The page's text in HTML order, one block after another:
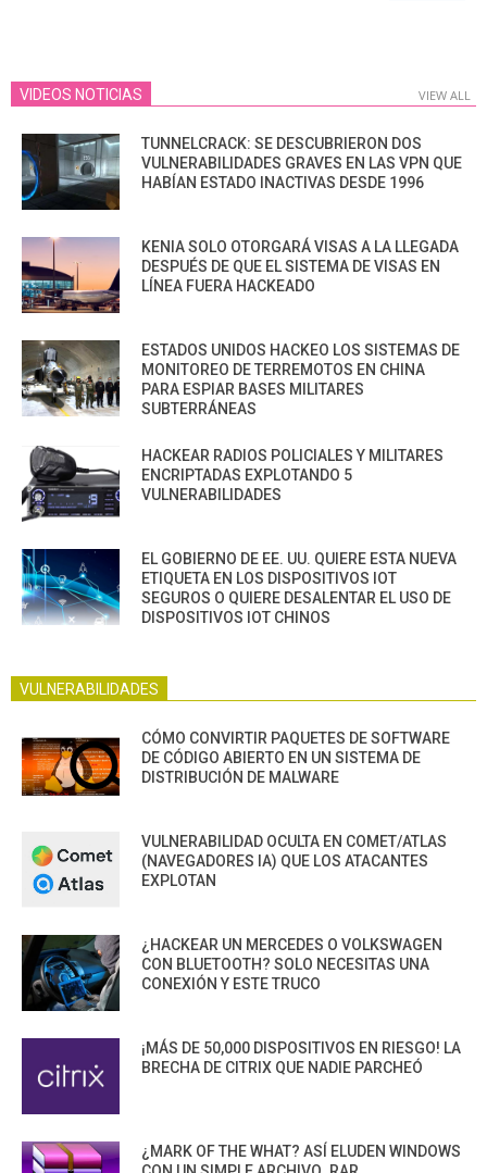
VIDEOS NOTICIAS VIEW ALL
TUNNELCRACK: SE DESCUBRIERON DOS
VULNERABILIDADES GRAVES EN LAS VPN QUE
HABÍAN ESTADO INACTIVAS DESDE 1996
KENIA SOLO OTORGARÁ VISAS A LA LLEGADA
DESPUÉS DE QUE EL SISTEMA DE VISAS EN
LÍNEA FUERA HACKEADO
ESTADOS UNIDOS HACKEO LOS SISTEMAS DE
MONITOREO DE TERREMOTOS EN CHINA
PARA ESPIAR BASES MILITARES
SUBTERRÁNEAS
HACKEAR RADIOS POLICIALES Y MILITARES
ENCRIPTADAS EXPLOTANDO 5
VULNERABILIDADES
EL GOBIERNO DE EE. UU. QUIERE ESTA NUEVA
ETIQUETA EN LOS DISPOSITIVOS IOT
SEGUROS O QUIERE DESALENTAR EL USO DE
DISPOSITIVOS IOT CHINOS
VULNERABILIDADES
CÓMO CONVIRTIR PAQUETES DE SOFTWARE
DE CÓDIGO ABIERTO EN UN SISTEMA DE
DISTRIBUCIÓN DE MALWARE
VULNERABILIDAD OCULTA EN COMET/ATLAS
(NAVEGADORES IA) QUE LOS ATACANTES
EXPLOTAN
¿HACKEAR UN MERCEDES O VOLKSWAGEN
CON BLUETOOTH? SOLO NECESITAS UNA
CONEXIÓN Y ESTE TRUCO
¡MÁS DE 50,000 DISPOSITIVOS EN RIESGO! LA
BRECHA DE CITRIX QUE NADIE PARCHEÓ
¿MARK OF THE WHAT? ASÍ ELUDEN WINDOWS